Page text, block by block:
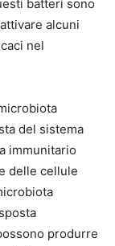
batteri sono
alcuni
nel
del sistema
immunitario
delle cellule
produrre